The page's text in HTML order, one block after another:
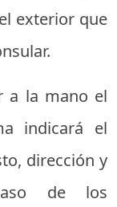
exterior que
a la mano el
indicará el
dirección y
de los